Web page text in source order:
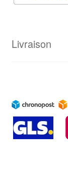
Livraison